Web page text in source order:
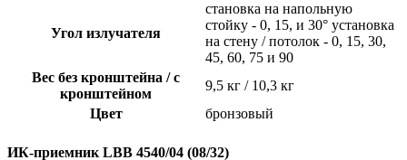
Угол излучателя
становка на напольную
стойку - 0, 15, и 30° установка
на стену / потолок - 0, 15, 30,
45, 60, 75 и 90
Вес без кронштейна / с
кронштейном
9,5 кг / 10,3 кг
Цвет
бронзовый
ИК-приемник LBB 4540/04 (08/32)